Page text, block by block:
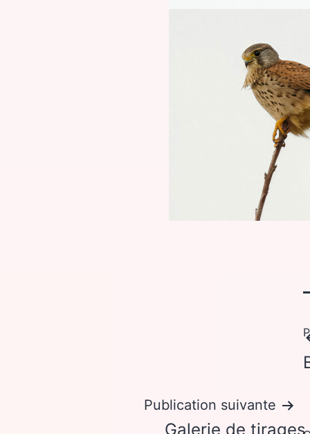
Publication suivante
Galerie de